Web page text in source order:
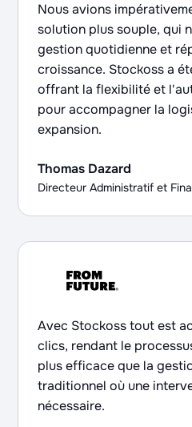
Nous avions
solution plus souple, qui
gestion quotidienne et
croissance. Stockoss a
offrant la flexibilité et
pour accompagner la
expansion.
Thomas Dazard
Directeur Administratif et
Avec Stockoss tout est
clics, rendant le
plus efficace que la
traditionnel où une
nécessaire.